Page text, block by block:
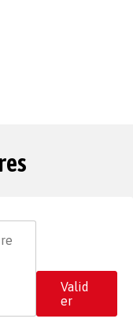
Valid
er